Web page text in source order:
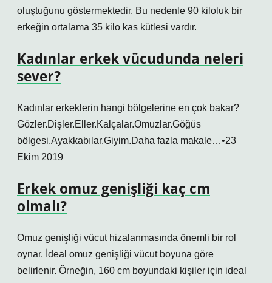
oluştuğunu göstermektedir. Bu nedenle 90 kiloluk bir
erkeğin ortalama 35 kilo kas kütlesi vardır.
Kadınlar erkek vücudunda neleri
sever?
Kadınlar erkeklerin hangi bölgelerine en çok bakar?
Gözler.Dişler.Eller.Kalçalar.Omuzlar.Göğüs
bölgesi.Ayakkabılar.Giyim.Daha fazla makale…•23
Ekim 2019
Erkek omuz genişliği kaç cm
olmalı?
Omuz genişliği vücut hizalanmasında önemli bir rol
oynar. İdeal omuz genişliği vücut boyuna göre
belirlenir. Örneğin, 160 cm boyundaki kişiler için ideal